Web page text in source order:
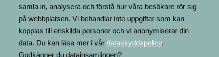
UPPSLAGSVERKET FINLAND
LÄGENHETER
FAKTURERING
samla in, analysera och förstå hur våra besökare rör sig
på webbplatsen. Vi behandlar inte uppgifter som kan
kopplas till enskilda personer och vi anonymiserar din
data. Du kan läsa mer i vår dataskyddspolicy.
Godkänner du datainsamlingen?